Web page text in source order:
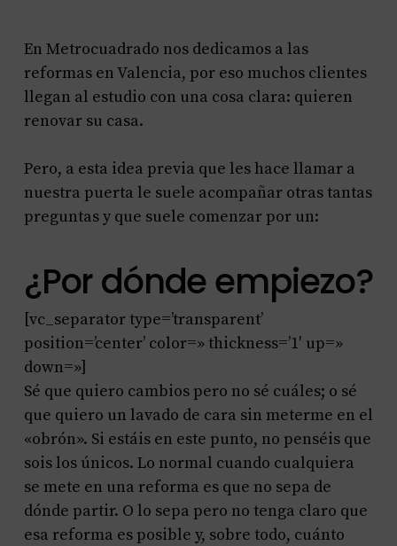
En Metrocuadrado nos dedicamos a las
reformas en Valencia, por eso muchos clientes
llegan al estudio con una cosa clara: quieren
renovar su casa.
Pero, a esta idea previa que les hace llamar a
nuestra puerta le suele acompañar otras tantas
preguntas y que suele comenzar por un:
¿Por dónde empiezo?
[vc_separator type=’transparent’
position=’center’ color=» thickness=’1′ up=»
down=»]
Sé que quiero cambios pero no sé cuáles; o sé
que quiero un lavado de cara sin meterme en el
«obrón». Si estáis en este punto, no penséis que
sois los únicos. Lo normal cuando cualquiera
se mete en una reforma es que no sepa de
dónde partir. O lo sepa pero no tenga claro que
esa reforma es posible y, sobre todo, cuánto